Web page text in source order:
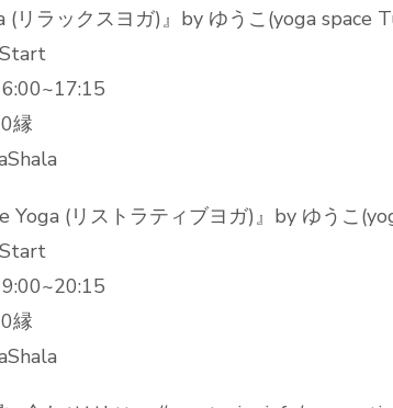
(リラックスヨガ)』by ゆうこ(yoga space
Start
縁
Yoga (リストラティブヨガ)』by ゆうこ
縁